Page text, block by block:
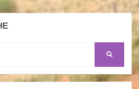
SEARCH